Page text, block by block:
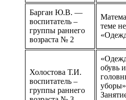
Барган Ю.В. —
воспитатель –
группы раннего
возраста № 2
теме
Холостова Т.И.
воспитатель –
группы раннего
обувь и
уборы»